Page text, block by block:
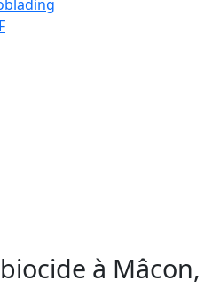
à Mâcon,